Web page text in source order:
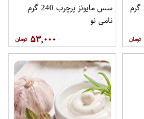
سس خردل ملایم پمپی240 گرم
سس مایونز پرچرب 240 گرم
نامی نو
۵۳,۰۰۰